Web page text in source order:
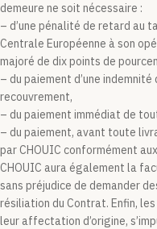
demeure ne soit nécessaire :
– d’une pénalité de retard au
Centrale Européenne à son
majoré de dix points de
– du paiement d’une
recouvrement,
– du paiement immédiat de
– du paiement, avant toute
par CHOUIC conformément
CHOUIC aura également la
sans préjudice de demander
résiliation du Contrat. Enfin,
leur affectation d’origine,